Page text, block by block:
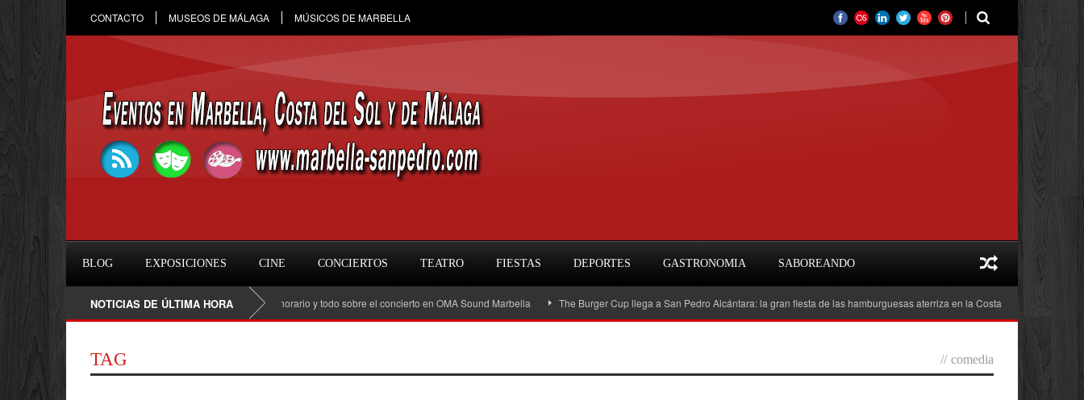
CONTACTO MUSEOS DE MÁLAGA MÚSICOS DE MARBELLA
BLOG EXPOSICIONES CINE CONCIERTOS TEATRO FIESTAS DEPORTES GASTRONOMIA SABOREANDO
NOTICIAS DE ÚLTIMA HORA
Raule en Marbella 2026: fecha, entradas, horario y todo sobre el concierto en OMA Sound Marbella The Burger Cup llega a San Pedro Alcántara: la gran fiesta de las hamburguesas aterriza en la Costa del Sol
TAG // comedia